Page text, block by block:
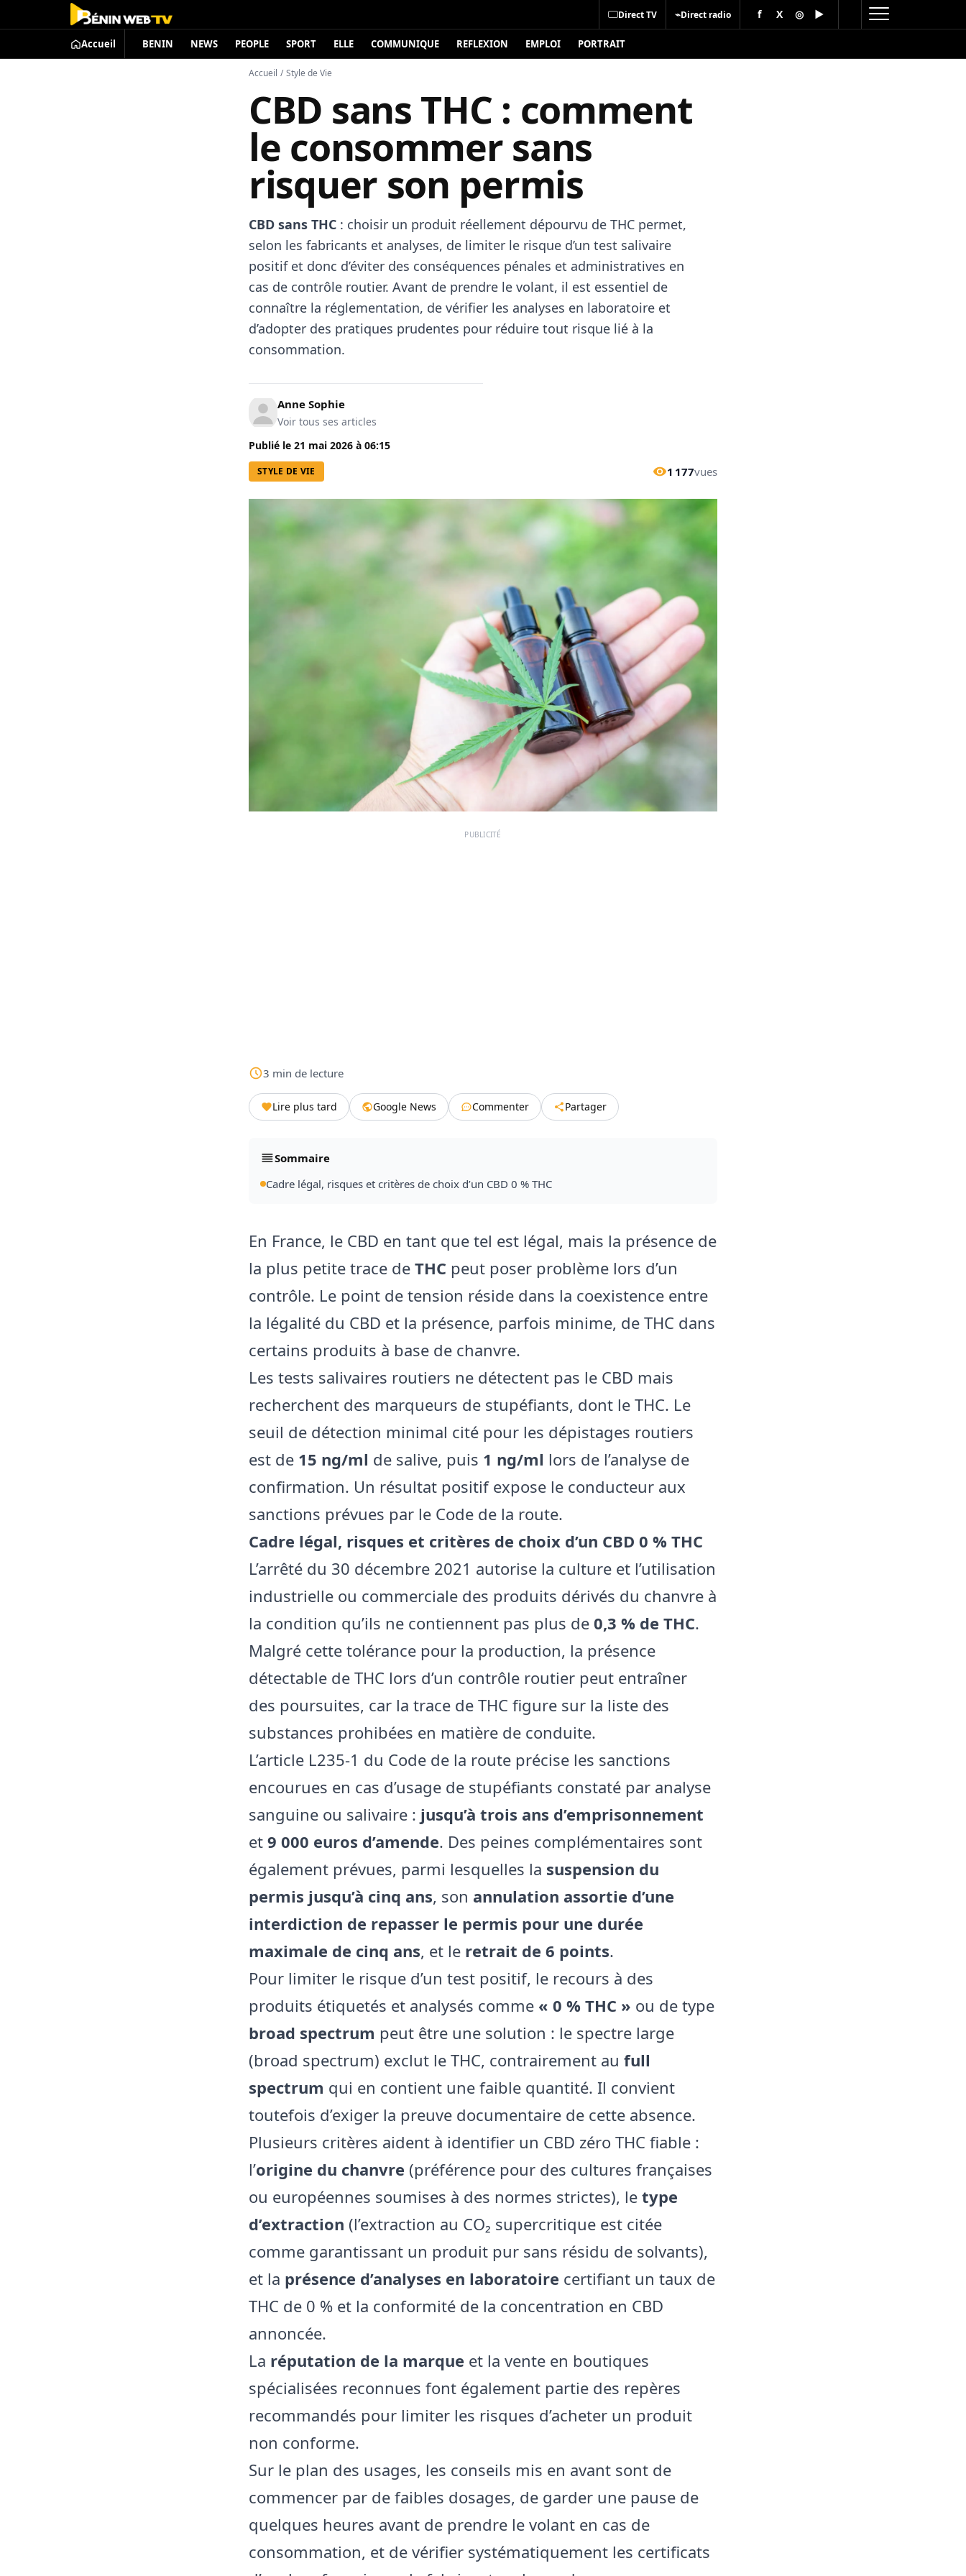
Direct TV ⌁Direct radio f X ◎ ▶
Accueil BENIN NEWS PEOPLE SPORT ELLE COMMUNIQUE REFLEXION EMPLOI PORTRAIT
Accueil / Style de Vie
CBD sans THC : comment
le consommer sans
risquer son permis
CBD sans THC : choisir un produit réellement dépourvu de THC permet,
selon les fabricants et analyses, de limiter le risque d’un test salivaire
positif et donc d’éviter des conséquences pénales et administratives en
cas de contrôle routier. Avant de prendre le volant, il est essentiel de
connaître la réglementation, de vérifier les analyses en laboratoire et
d’adopter des pratiques prudentes pour réduire tout risque lié à la
consommation.
Anne Sophie
Voir tous ses articles
Publié le 21 mai 2026 à 06:15
STYLE DE VIE 1 177vues
PUBLICITÉ
3 min de lecture
Lire plus tard Google News Commenter Partager
Sommaire
Cadre légal, risques et critères de choix d’un CBD 0 % THC
En France, le CBD en tant que tel est légal, mais la présence de
la plus petite trace de THC peut poser problème lors d’un
contrôle. Le point de tension réside dans la coexistence entre
la légalité du CBD et la présence, parfois minime, de THC dans
certains produits à base de chanvre.
Les tests salivaires routiers ne détectent pas le CBD mais
recherchent des marqueurs de stupéfiants, dont le THC. Le
seuil de détection minimal cité pour les dépistages routiers
est de 15 ng/ml de salive, puis 1 ng/ml lors de l’analyse de
confirmation. Un résultat positif expose le conducteur aux
sanctions prévues par le Code de la route.
Cadre légal, risques et critères de choix d’un CBD 0 % THC
L’arrêté du 30 décembre 2021 autorise la culture et l’utilisation
industrielle ou commerciale des produits dérivés du chanvre à
la condition qu’ils ne contiennent pas plus de 0,3 % de THC.
Malgré cette tolérance pour la production, la présence
détectable de THC lors d’un contrôle routier peut entraîner
des poursuites, car la trace de THC figure sur la liste des
substances prohibées en matière de conduite.
L’article L235-1 du Code de la route précise les sanctions
encourues en cas d’usage de stupéfiants constaté par analyse
sanguine ou salivaire : jusqu’à trois ans d’emprisonnement
et 9 000 euros d’amende. Des peines complémentaires sont
également prévues, parmi lesquelles la suspension du
permis jusqu’à cinq ans, son annulation assortie d’une
interdiction de repasser le permis pour une durée
maximale de cinq ans, et le retrait de 6 points.
Pour limiter le risque d’un test positif, le recours à des
produits étiquetés et analysés comme « 0 % THC » ou de type
broad spectrum peut être une solution : le spectre large
(broad spectrum) exclut le THC, contrairement au full
spectrum qui en contient une faible quantité. Il convient
toutefois d’exiger la preuve documentaire de cette absence.
Plusieurs critères aident à identifier un CBD zéro THC fiable :
l’origine du chanvre (préférence pour des cultures françaises
ou européennes soumises à des normes strictes), le type
d’extraction (l’extraction au CO₂ supercritique est citée
comme garantissant un produit pur sans résidu de solvants),
et la présence d’analyses en laboratoire certifiant un taux de
THC de 0 % et la conformité de la concentration en CBD
annoncée.
La réputation de la marque et la vente en boutiques
spécialisées reconnues font également partie des repères
recommandés pour limiter les risques d’acheter un produit
non conforme.
Sur le plan des usages, les conseils mis en avant sont de
commencer par de faibles dosages, de garder une pause de
quelques heures avant de prendre le volant en cas de
consommation, et de vérifier systématiquement les certificats